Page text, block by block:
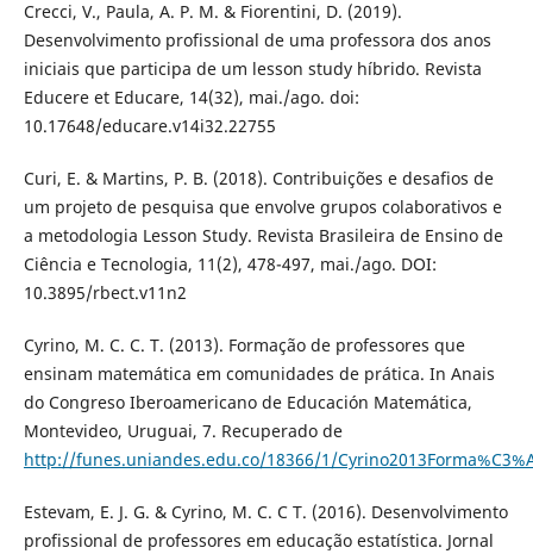
Crecci, V., Paula, A. P. M. & Fiorentini, D. (2019).
Desenvolvimento profissional de uma professora dos anos
iniciais que participa de um lesson study híbrido. Revista
Educere et Educare, 14(32), mai./ago. doi:
10.17648/educare.v14i32.22755
Curi, E. & Martins, P. B. (2018). Contribuições e desafios de
um projeto de pesquisa que envolve grupos colaborativos e
a metodologia Lesson Study. Revista Brasileira de Ensino de
Ciência e Tecnologia, 11(2), 478-497, mai./ago. DOI:
10.3895/rbect.v11n2
Cyrino, M. C. C. T. (2013). Formação de professores que
ensinam matemática em comunidades de prática. In Anais
do Congreso Iberoamericano de Educación Matemática,
Montevideo, Uruguai, 7. Recuperado de
http://funes.uniandes.edu.co/18366/1/
Estevam, E. J. G. & Cyrino, M. C. C T. (2016). Desenvolvimento
profissional de professores em educação estatística. Jornal